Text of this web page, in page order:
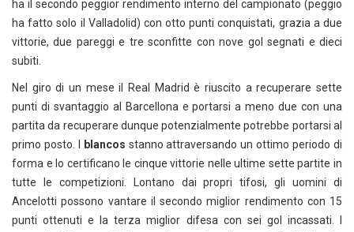
ha il secondo peggior rendimento interno del campionato (peggio
ha fatto solo il Valladolid) con otto punti conquistati, grazia a due
vittorie, due pareggi e tre sconfitte con nove gol segnati e dieci
subiti.
Nel giro di un mese il Real Madrid è riuscito a recuperare sette
punti di svantaggio al Barcellona e portarsi a meno due con una
partita da recuperare dunque potenzialmente potrebbe portarsi al
primo posto. I
blancos stanno attraversando un ottimo periodo di
forma e lo certificano le cinque vittorie nelle ultime sette partite in
tutte le competizioni. Lontano dai propri tifosi, gli uomini di
Ancelotti possono vantare il secondo miglior rendimento con 15
punti ottenuti e la terza miglior difesa con sei gol incassati. I